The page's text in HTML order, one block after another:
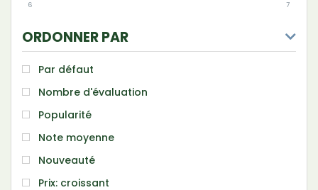
6 7
ORDONNER PAR
Par défaut
Nombre d'évaluation
Popularité
Note moyenne
Nouveauté
Prix: croissant